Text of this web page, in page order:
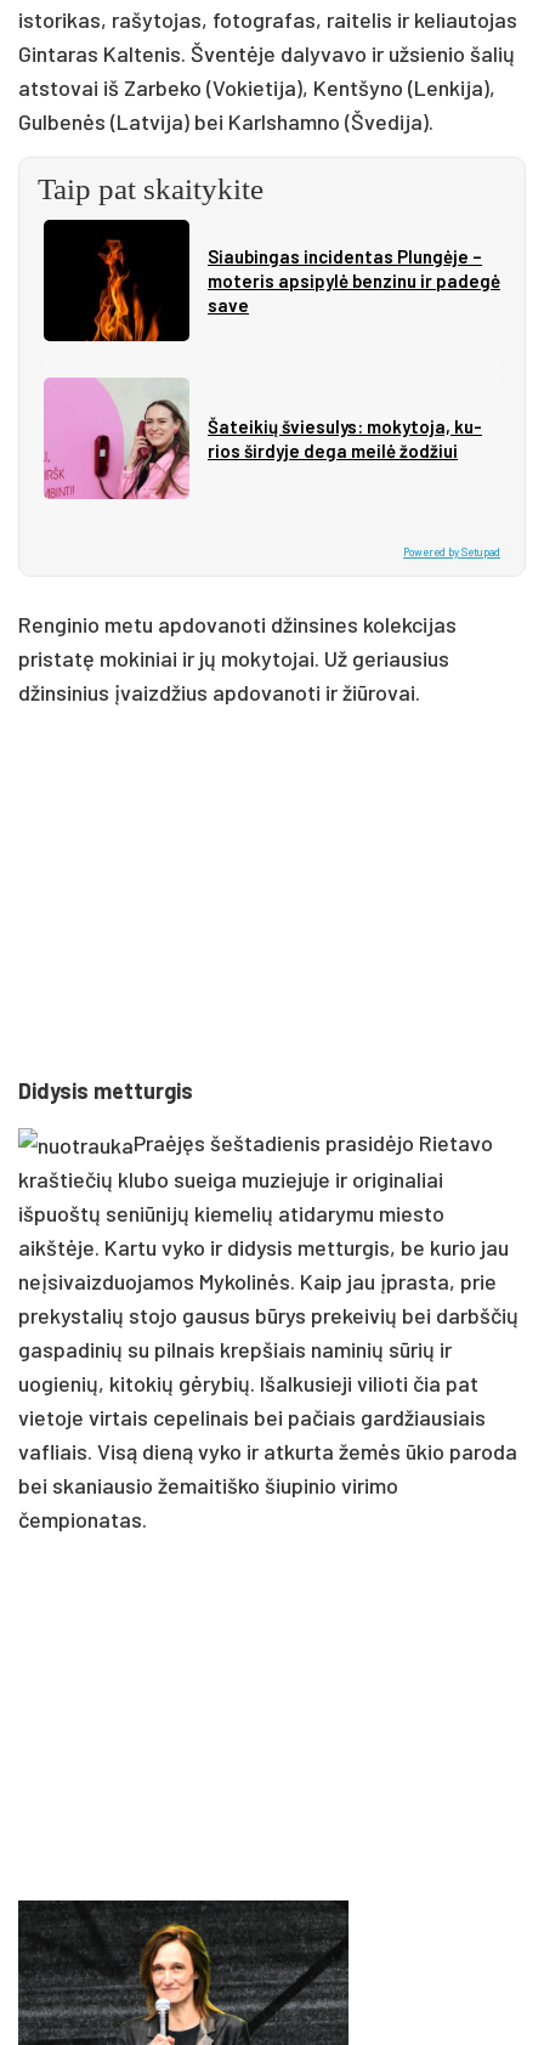
istorikas, rašytojas, fotografas, raitelis ir keliautojas
Gintaras Kaltenis. Šventėje dalyvavo ir užsienio šalių
atstovai iš Zarbeko (Vokietija), Kentšyno (Lenkija),
Gulbenės (Latvija) bei Karlshamno (Švedija).
Taip pat skaitykite
Siau­bin­gas in­ci­den­tas Plun­gė­je –
mo­te­ris ap­si­py­lė ben­zi­nu ir pa­de­gė
sa­ve
Ša­tei­kių švie­su­lys: mo­ky­to­ja, ku­
rios šir­dy­je de­ga mei­lė žo­džiui
Powered by Setupad
Renginio metu apdovanoti džinsines kolekcijas
pristatę mokiniai ir jų mokytojai. Už geriausius
džinsinius įvaizdžius apdovanoti ir žiūrovai.
Didysis metturgis
Praėjęs šeštadienis prasidėjo Rietavo
kraštiečių klubo sueiga muziejuje ir originaliai
išpuoštų seniūnijų kiemelių atidarymu miesto
aikštėje. Kartu vyko ir didysis metturgis, be kurio jau
neįsivaizduojamos Mykolinės. Kaip jau įprasta, prie
prekystalių stojo gausus būrys prekeivių bei darbščių
gaspadinių su pilnais krepšiais naminių sūrių ir
uogienių, kitokių gėrybių. Išalkusieji vilioti čia pat
vietoje virtais cepelinais bei pačiais gardžiausiais
vafliais. Visą dieną vyko ir atkurta žemės ūkio paroda
bei skaniausio žemaitiško šiupinio virimo
čempionatas.